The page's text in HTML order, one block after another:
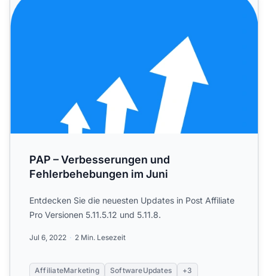
PAP – Verbesserungen und
Fehlerbehebungen im Juni
Entdecken Sie die neuesten Updates in Post Affiliate
Pro Versionen 5.11.5.12 und 5.11.8.
Jul 6, 2022 2 Min. Lesezeit
AffiliateMarketing SoftwareUpdates +3